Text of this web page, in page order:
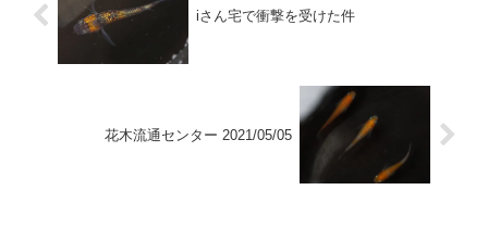
iさん宅で衝撃を受けた件
花木流通センター 2021/05/05